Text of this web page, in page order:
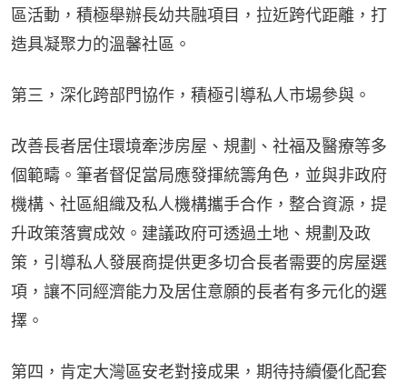
區活動，積極舉辦長幼共融項目，拉近跨代距離，打
造具凝聚力的溫馨社區。
第三，深化跨部門協作，積極引導私人市場參與。
改善長者居住環境牽涉房屋、規劃、社福及醫療等多
個範疇。筆者督促當局應發揮統籌角色，並與非政府
機構、社區組織及私人機構攜手合作，整合資源，提
升政策落實成效。建議政府可透過土地、規劃及政
策，引導私人發展商提供更多切合長者需要的房屋選
項，讓不同經濟能力及居住意願的長者有多元化的選
擇。
第四，肯定大灣區安老對接成果，期待持續優化配套